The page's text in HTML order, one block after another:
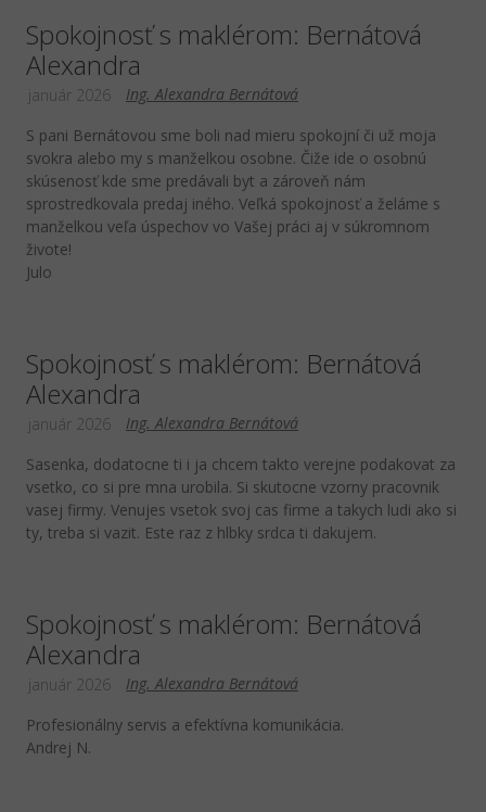
Spokojnosť s maklérom: Bernátová
Alexandra
Ing. Alexandra Bernátová
január 2026
S pani Bernátovou sme boli nad mieru spokojní či už moja
svokra alebo my s manželkou osobne. Čiže ide o osobnú
skúsenosť kde sme predávali byt a zároveň nám
sprostredkovala predaj iného. Veľká spokojnosť a želáme s
manželkou veľa úspechov vo Vašej práci aj v súkromnom
živote!
Julo
Spokojnosť s maklérom: Bernátová
Alexandra
Ing. Alexandra Bernátová
január 2026
Sasenka, dodatocne ti i ja chcem takto verejne podakovat za
vsetko, co si pre mna urobila. Si skutocne vzorny pracovnik
vasej firmy. Venujes vsetok svoj cas firme a takych ludi ako si
ty, treba si vazit. Este raz z hlbky srdca ti dakujem.
Spokojnosť s maklérom: Bernátová
Alexandra
Ing. Alexandra Bernátová
január 2026
Profesionálny servis a efektívna komunikácia.
Andrej N.